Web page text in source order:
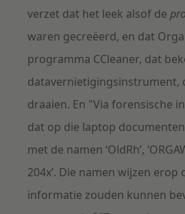
verzet dat het leek alsof de
waren gecreëerd, en dat
programma CCleaner, dat
datavernietigingsinstrument,
draaien. En "Via forensische
dat op die laptop
met de namen ‘OldRh’,
204x’. Die namen wijzen
informatie zouden kunnen